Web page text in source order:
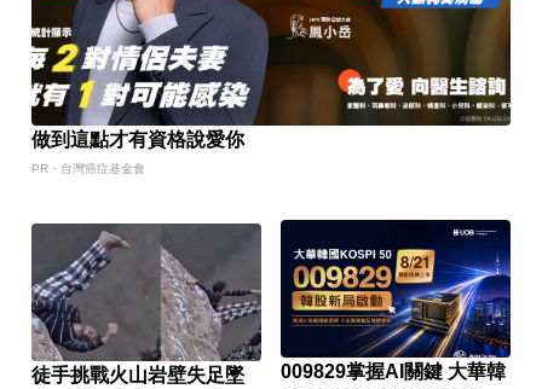
做到這點才有資格說愛你
PR・台灣癌症基金會
徒手挑戰火山岩壁失足墜
009829掌握AI關鍵 大華韓